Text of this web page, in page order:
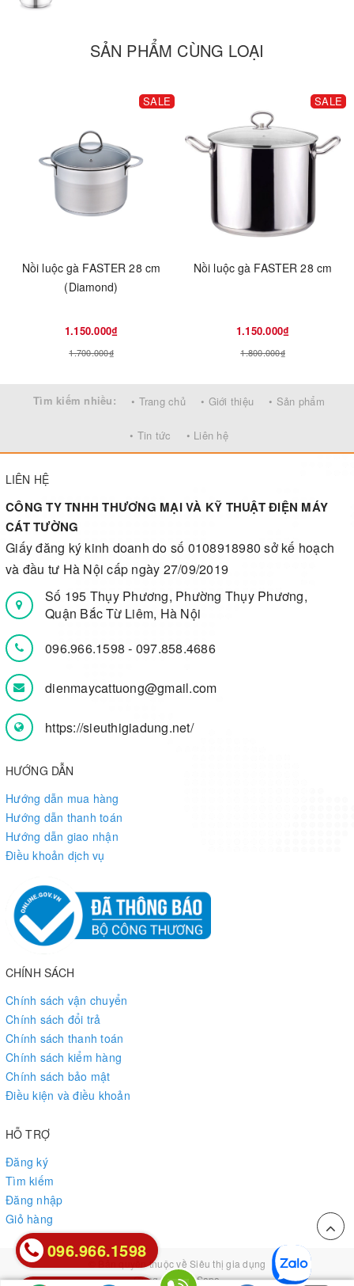
SẢN PHẨM CÙNG LOẠI
SALE
Nồi luộc gà FASTER 28 cm
(Diamond)
1.150.000₫
1.700.000₫
SALE
Nồi luộc gà FASTER 28 cm
1.150.000₫
1.800.000₫
Tìm kiếm nhiều: • Trang chủ • Giới thiệu • Sản phẩm
• Tin tức • Liên hệ
LIÊN HỆ
CÔNG TY TNHH THƯƠNG MẠI VÀ KỸ THUẬT ĐIỆN MÁY
CÁT TƯỜNG
Giấy đăng ký kinh doanh do số 0108918980 sở kế hoạch
và đầu tư Hà Nội cấp ngày 27/09/2019
Số 195 Thụy Phương, Phường Thụy Phương,
Quận Bắc Từ Liêm, Hà Nội
096.966.1598- 097.858.4686
dienmaycattuong@gmail.com
https://sieuthigiadung.net/
HƯỚNG DẪN
Hướng dẫn mua hàng
Hướng dẫn thanh toán
Hướng dẫn giao nhận
Điều khoản dịch vụ
CHÍNH SÁCH
Chính sách vận chuyển
Chính sách đổi trả
Chính sách thanh toán
Chính sách kiểm hàng
Chính sách bảo mật
Điều kiện và điều khoản
HỖ TRỢ
Đăng ký
Tìm kiếm
Đăng nhập
Giỏ hàng
© Bản quyền thuộc về Siêu thị gia dụng
Cung cấp bởiSapo
096.966.1598
096.966.1598